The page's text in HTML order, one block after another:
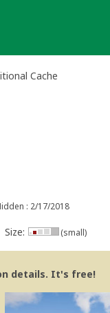
Cache
: 2/17/2018
Size: (small)
details. It's free!